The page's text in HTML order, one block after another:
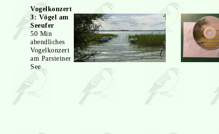
Vogelkonzert
3: Vögel am
Seeufer
50 Min
abendliches
Vogelkonzert
am Parsteiner
See